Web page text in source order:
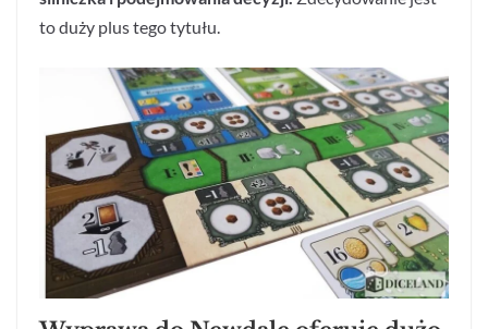
to duży plus tego tytułu.